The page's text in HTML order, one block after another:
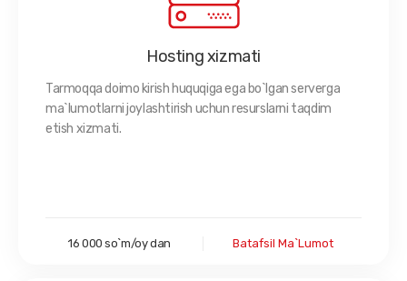
Hosting xizmati
Tarmoqqa doimo kirish huquqiga ega bo`lgan serverga
ma`lumotlarni joylashtirish uchun resurslarni taqdim
etish xizmati.
16 000 so`m/oy dan Batafsil Ma`lumot